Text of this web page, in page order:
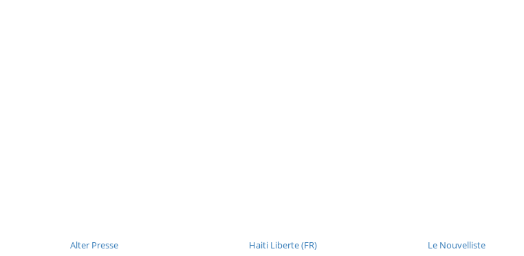
Alter Presse
Haiti Liberte (FR)
Le Nouvelliste